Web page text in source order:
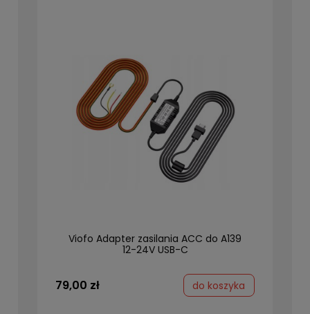
Viofo Adapter zasilania ACC do A139
12-24V USB-C
79,00 zł do koszyka